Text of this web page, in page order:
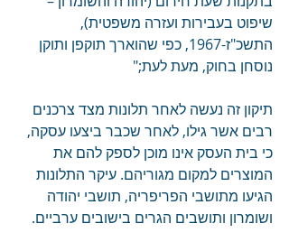
שיפוט בעבירות ועזרה משפטית),
התשכ"ז-1967, כפי שהוארך תוקפן ותוקן
נוסחן בחוק, מעת לעת;"
תיקון זה נעשה לאחר תלונות מצד צרכנים
רבים אשר גילו, לאחר שכבר ביצעו עסקה,
כי בית העסק אינו מוכן לספק להם את
המוצרים למקום מגוריהם. עיקר התלונות
הגיעו מתושבי הפריפריה, תושבי יהודה
ושומרון ותושבים הגרים בישובים ערביים.